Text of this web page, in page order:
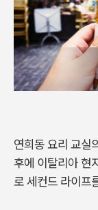
연희동 요리 교실
후에 이탈리아 현
로 세컨드 라이프